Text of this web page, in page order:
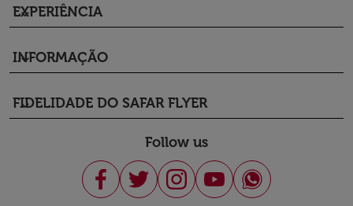
EXPERIÊNCIA
keyboard_arrow_down
INFORMAÇÃO
keyboard_arrow_down
FIDELIDADE DO SAFAR FLYER
keyboard_arrow_down
Follow us